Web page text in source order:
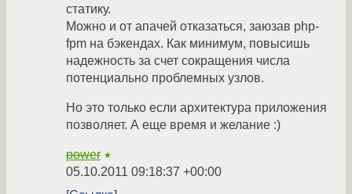
статику.
Можно и от апачей отказаться, заюзав php-
fpm на бэкендах. Как минимум, повысишь
надежность за счет сокращения числа
потенциально проблемных узлов.
Но это только если архитектура приложения
позволяет. А еще время и желание :)
power ★
05.10.2011 09:18:37 +00:00